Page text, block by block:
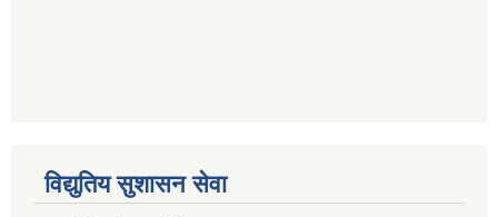
विद्युतिय सुशासन सेवा